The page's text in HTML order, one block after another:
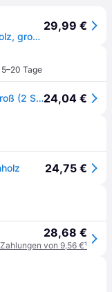
Weber Räucherbretter aus / Zedernholz, groß, verschiedenen Varianten
29,99 €
Tage
Weber Räucherbretter aus Zedernholz groß (2 Stück) (17831)24,04 €
24,75 €
28,68 €
von 9,56 €¹